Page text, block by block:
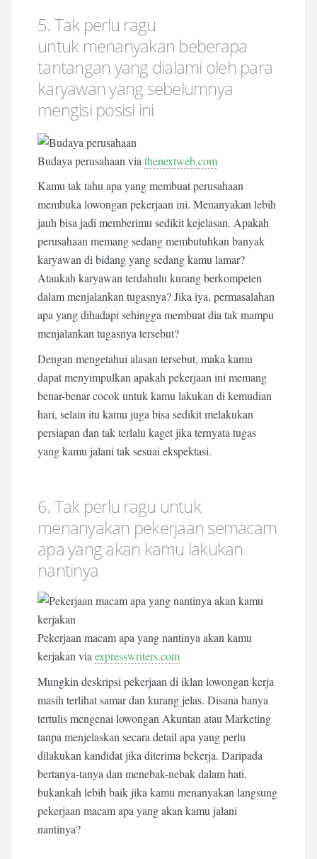
5. Tak perlu ragu
untuk menanyakan beberapa
tantangan yang dialami oleh para
karyawan yang sebelumnya
mengisi posisi ini
Budaya perusahaan viathenextweb.com
Kamu tak tahu apa yang membuat perusahaan
membuka lowongan pekerjaan ini. Menanyakan lebih
jauh bisa jadi memberimu sedikit kejelasan. Apakah
perusahaan memang sedang membutuhkan banyak
karyawan di bidang yang sedang kamu lamar?
Ataukah karyawan terdahulu kurang berkompeten
dalam menjalankan tugasnya? Jika iya, permasalahan
apa yang dihadapi sehingga membuat dia tak mampu
menjalankan tugasnya tersebut?
Dengan mengetahui alasan tersebut, maka kamu
dapat menyimpulkan apakah pekerjaan ini memang
benar-benar cocok untuk kamu lakukan di kemudian
hari, selain itu kamu juga bisa sedikit melakukan
persiapan dan tak terlalu kaget jika ternyata tugas
yang kamu jalani tak sesuai ekspektasi.
6. Tak perlu ragu untuk
menanyakan pekerjaan semacam
apa yang akan kamu lakukan
nantinya
Pekerjaan macam apa yang nantinya akan kamu
kerjakan viaexpresswriters.com
Mungkin deskripsi pekerjaan di iklan lowongan kerja
masih terlihat samar dan kurang jelas. Disana hanya
tertulis mengenai lowongan Akuntan atau Marketing
tanpa menjelaskan secara detail apa yang perlu
dilakukan kandidat jika diterima bekerja. Daripada
bertanya-tanya dan menebak-nebak dalam hati,
bukankah lebih baik jika kamu menanyakan langsung
pekerjaan macam apa yang akan kamu jalani
nantinya?